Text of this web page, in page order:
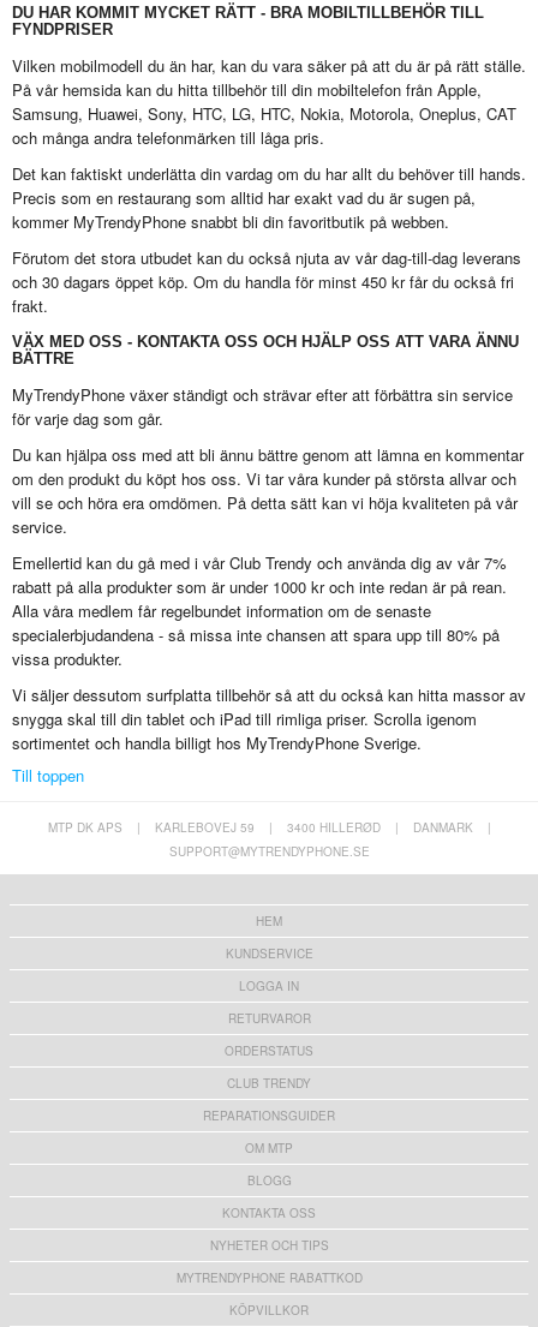
DU HAR KOMMIT MYCKET RÄTT - BRA MOBILTILLBEHÖR TILL
FYNDPRISER
Vilken mobilmodell du än har, kan du vara säker på att du är på rätt ställe.
På vår hemsida kan du hitta tillbehör till din mobiltelefon från Apple,
Samsung, Huawei, Sony, HTC, LG, HTC, Nokia, Motorola, Oneplus, CAT
och många andra telefonmärken till låga pris.
Det kan faktiskt underlätta din vardag om du har allt du behöver till hands.
Precis som en restaurang som alltid har exakt vad du är sugen på,
kommer MyTrendyPhone snabbt bli din favoritbutik på webben.
Förutom det stora utbudet kan du också njuta av vår dag-till-dag leverans
och 30 dagars öppet köp. Om du handla för minst 450 kr får du också fri
frakt.
VÄX MED OSS - KONTAKTA OSS OCH HJÄLP OSS ATT VARA ÄNNU
BÄTTRE
MyTrendyPhone växer ständigt och strävar efter att förbättra sin service
för varje dag som går.
Du kan hjälpa oss med att bli ännu bättre genom att lämna en kommentar
om den produkt du köpt hos oss. Vi tar våra kunder på största allvar och
vill se och höra era omdömen. På detta sätt kan vi höja kvaliteten på vår
service.
Emellertid kan du gå med i vår Club Trendy och använda dig av vår 7%
rabatt på alla produkter som är under 1000 kr och inte redan är på rean.
Alla våra medlem får regelbundet information om de senaste
specialerbjudandena - så missa inte chansen att spara upp till 80% på
vissa produkter.
Vi säljer dessutom surfplatta tillbehör så att du också kan hitta massor av
snygga skal till din tablet och iPad till rimliga priser. Scrolla igenom
sortimentet och handla billigt hos MyTrendyPhone Sverige.
Till toppen
MTP DK APS | KARLEBOVEJ 59 | 3400 HILLERØD | DANMARK
|
SUPPORT@MYTRENDYPHONE.SE
HEM
KUNDSERVICE
LOGGA IN
RETURVAROR
ORDERSTATUS
CLUB TRENDY
REPARATIONSGUIDER
OM MTP
BLOGG
KONTAKTA OSS
NYHETER OCH TIPS
MYTRENDYPHONE RABATTKOD
KÖPVILLKOR